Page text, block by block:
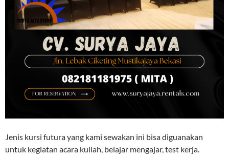
Jenis kursi futura yang kami sewakan ini bisa diguanakan
untuk kegiatan acara kuliah, belajar mengajar, test kerja.